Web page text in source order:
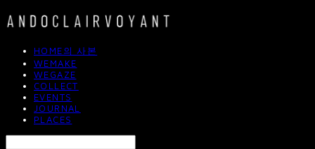
HOME의 사본
WEMAKE
WEGAZE
COLLECT
EVENTS
JOURNAL
PLACES